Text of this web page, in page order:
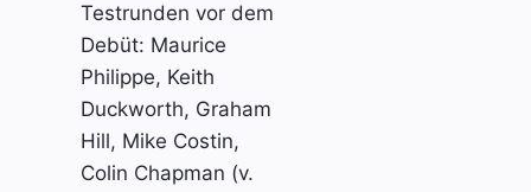
Testrunden vor dem
Debüt: Maurice
Philippe, Keith
Duckworth, Graham
Hill, Mike Costin,
Colin Chapman (v.